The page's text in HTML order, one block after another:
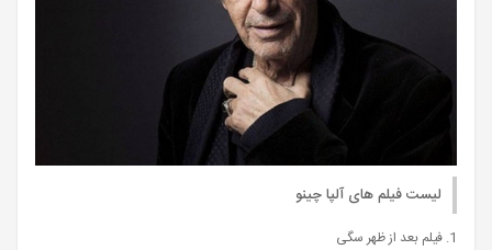
لیست فیلم های آلپا چینو
1. فیلم بعد از ظهر سگی